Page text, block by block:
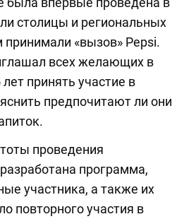
столицы и региональных
принимали «вызов» Pepsi.
всех желающих в
принять участие в
предпочитают ли они
проведения
программа,
участника, а также их
повторного участия в